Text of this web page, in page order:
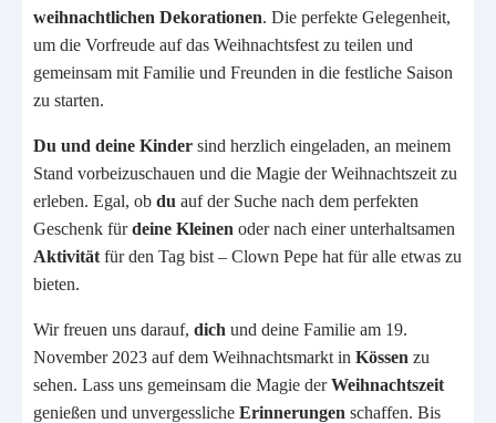
weihnachtlichen Dekorationen. Die perfekte Gelegenheit,
um die Vorfreude auf das Weihnachtsfest zu teilen und
gemeinsam mit Familie und Freunden in die festliche Saison
zu starten.
Du und deine Kinder sind herzlich eingeladen, an meinem
Stand vorbeizuschauen und die Magie der Weihnachtszeit zu
erleben. Egal, ob du auf der Suche nach dem perfekten
Geschenk fürdeine Kleinen oder nach einer unterhaltsamen
Aktivität für den Tag bist – Clown Pepe hat für alle etwas zu
bieten.
Wir freuen uns darauf, dich und deine Familie am 19.
November 2023 auf dem Weihnachtsmarkt in Kössen zu
sehen. Lass uns gemeinsam die Magie derWeihnachtszeit
genießen und unvergessliche Erinnerungen schaffen. Bis